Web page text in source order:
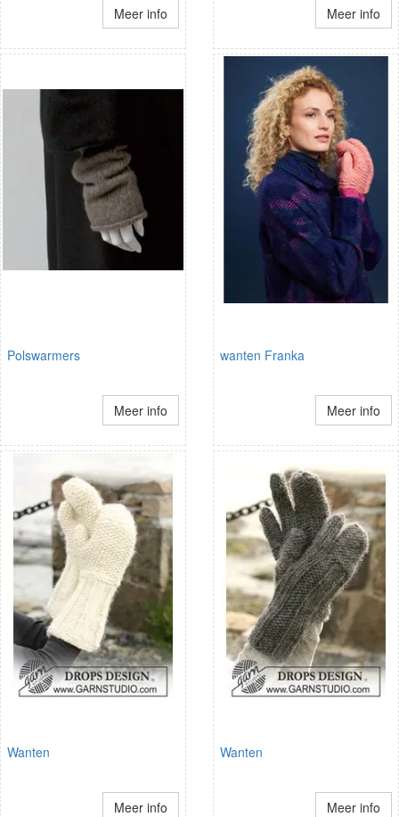
Meer info Meer info
Polswarmers
Meer info
wanten Franka
Meer info
Wanten
Meer info
Wanten
Meer info